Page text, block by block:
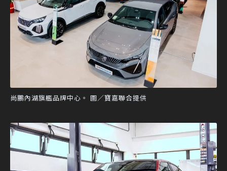
尚鵬內湖旗艦品牌中心。 圖／寶嘉聯合提供